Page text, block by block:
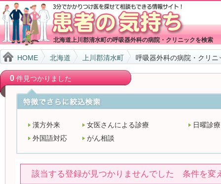
北海道上川郡清水町の呼吸器外科の病院・クリニックを検索
HOME 北海道 上川郡清水町 呼吸器外科の病院・クリ
0件見つかりました
漢方外来 女医さんによる診療
日曜診療
外国語対応
がん相談
該当する登録が見つかりませんでした 条件を